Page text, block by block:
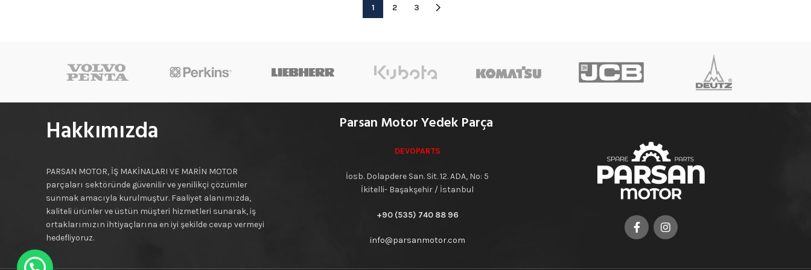
1 2 3
Hakkımızda
PARSAN MOTOR, İŞ MAKİNALARI VE MARİN MOTOR
parçaları sektöründe güvenilir ve yenilikçi çözümler
sunmak amacıyla kurulmuştur. Faaliyet alanımızda,
kaliteli ürünler ve üstün müşteri hizmetleri sunarak, iş
ortaklarımızın ihtiyaçlarına en iyi şekilde cevap vermeyi
hedefliyoruz.
Parsan Motor Yedek Parça
DEVOPARTS
İosb. Dolapdere San. Sit. 12. ADA, No: 5
İkitelli- Başakşehir / İstanbul
+90 (535) 740 88 96
info@parsanmotor.com